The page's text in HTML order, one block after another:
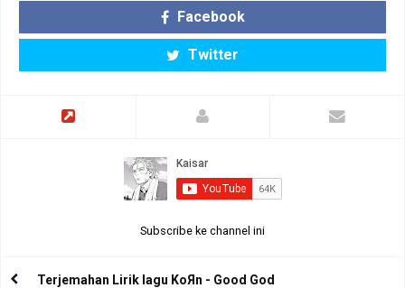
Facebook
Twitter
Subscribe ke channel ini
Terjemahan Lirik lagu KoЯn - Good God